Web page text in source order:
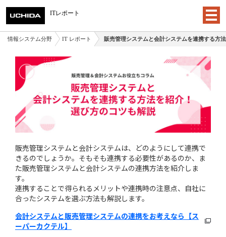
情報システム分野 IT レポート 販売管理システムと会計システムを連携する方
ITレポート
販売管理システムと会計システムは、どのようにして連携で
きるのでしょうか。そもそも連携する必要性があるのか、ま
た販売管理システムと会計システムの連携方法を紹介しま
す。
連携することで得られるメリットや連携時の注意点、自社に
合ったシステムを選ぶ方法も解説します。
会計システムと販売管理システムの連携をお考えなら【ス
ーパーカクテル】